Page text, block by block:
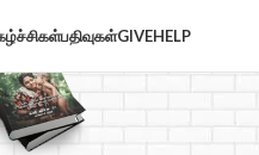
பதிவுகள்GIVEHELP